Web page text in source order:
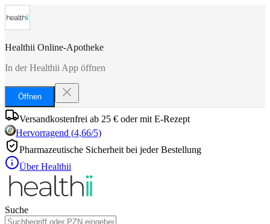
Healthii Online-Apotheke
In der Healthii App öffnen
Öffnen
Versandkostenfrei ab 25 € oder mit E-Rezept
Hervorragend (4,66/5)
Pharmazeutische Sicherheit bei jeder Bestellung
Über Healthii
Suche